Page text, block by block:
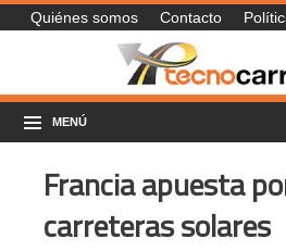
Quiénes somos Contacto
MENÚ
Francia apuesta
carreteras solares